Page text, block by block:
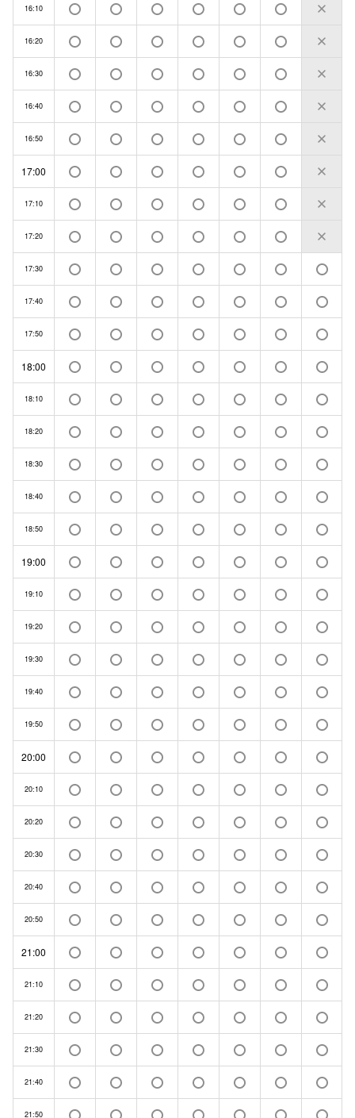
16:10
16:20
16:30
16:40
16:50
17:00
17:10
17:20
17:30
17:40
17:50
18:00
18:10
18:20
18:30
18:40
18:50
19:00
19:10
19:20
19:30
19:40
19:50
20:00
20:10
20:20
20:30
20:40
20:50
21:00
21:10
21:20
21:30
21:40
21:50